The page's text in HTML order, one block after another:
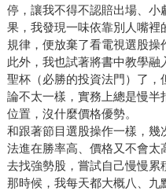
停，讓我不得不認賠出場、
果，我發現一味依靠別人嘴
規律，便放棄了看電視選股操
此外，我也試著將書中教學融
聖杯（必勝的投資法門）了，
論不太一樣，實務上總是慢半
位置，沒什麼價格優勢。
和跟著節目選股操作一樣，
法進在勝率高、價格又不會
去找強勢股，嘗試自己慢慢累
那時候，我每天都大概八、九